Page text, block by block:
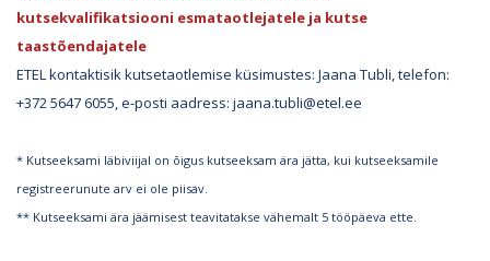
kutsekvalifikatsiooni esmataotlejatele ja kutse
taastõendajatele
ETEL kontaktisik kutsetaotlemise küsimustes: Jaana Tubli, telefon:
+372 5647 6055, e-posti aadress: jaana.tubli@etel.ee
* Kutseeksami läbiviijal on õigus kutseeksam ära jätta, kui kutseeksamile
registreerunute arv ei ole piisav.
** Kutseeksami ära jäämisest teavitatakse vähemalt 5 tööpäeva ette.